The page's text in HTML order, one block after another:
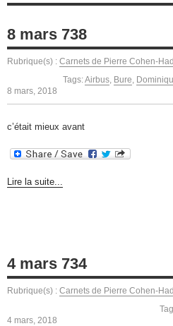
8 mars 738
Rubrique(s) : Carnets de Pierre Cohen-
Tags:Airbus, Bure,
8 mars, 2018
c’était mieux avant
Lire la suite...
4 mars 734
Rubrique(s) : Carnets de Pierre Cohen-
4 mars, 2018